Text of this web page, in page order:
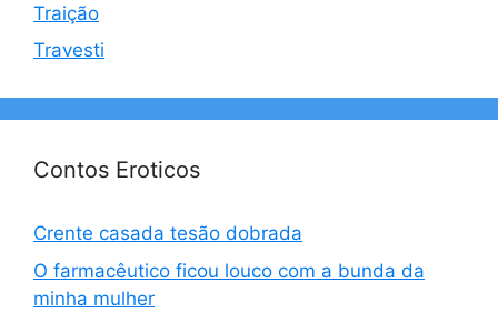
Traição
Travesti
Contos Eroticos
Crente casada tesão dobrada
O farmacêutico ficou louco com a bunda da
minha mulher